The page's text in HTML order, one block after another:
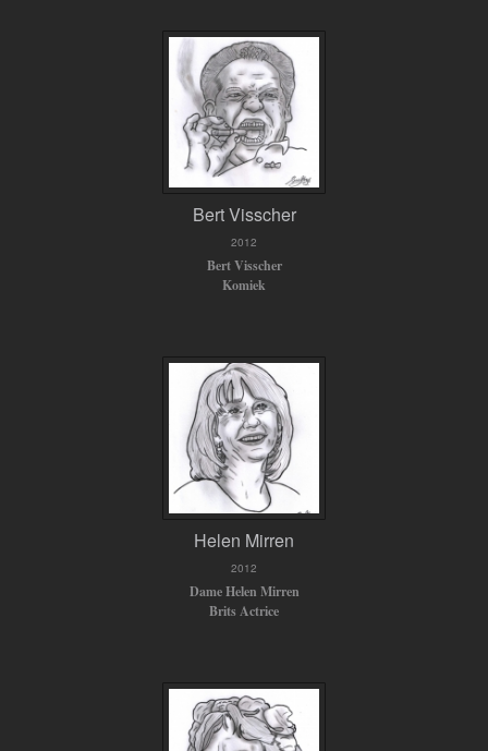
Bert Visscher
2012
Bert Visscher
Komiek
Helen Mirren
2012
Dame Helen Mirren
Brits Actrice